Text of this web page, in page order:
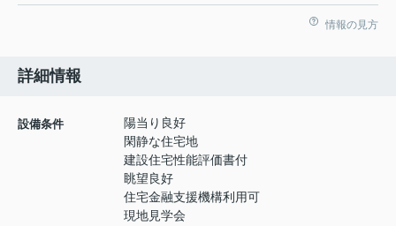
情報の見方
詳細情報
設備条件
陽当り良好
閑静な住宅地
建設住宅性能評価書付
眺望良好
住宅金融支援機構利用可
現地見学会